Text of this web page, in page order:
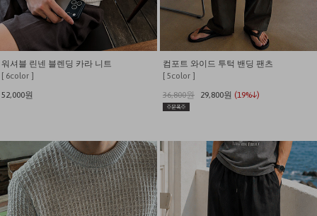
워셔블 린넨 블렌딩 카라 니트
[ 6color ]
52,000원
컴포트 와이드 투턱 밴딩 팬츠
[ 5color ]
36,800원
29,800원 (19%↓)